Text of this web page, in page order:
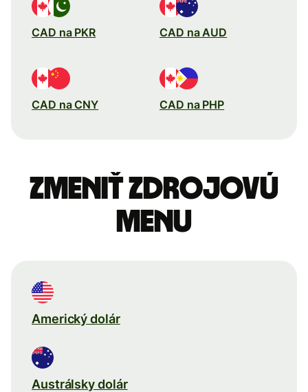
CAD na PKR CAD na AUD
CAD na CNY CAD na PHP
Zmeniť zdrojovú
menu
Americký dolár
Austrálsky dolár